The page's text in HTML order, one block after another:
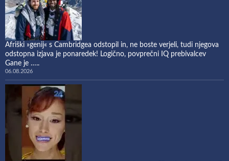
Afriški »genij« s Cambridgea odstopil in, ne boste verjeli, tudi njegova
odstopna izjava je ponaredek! Logično, povprečni IQ prebivalcev
Gane je …..
06.08.2026